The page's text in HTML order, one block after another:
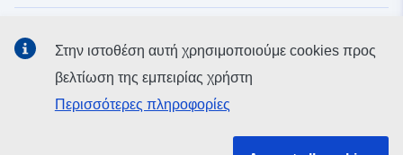
δικτύωσηςΣτην ιστοθέση αυτή χρησιμοποιούμε cookies προς
βελτίωση της εμπειρίας χρήστη
Περισσότερες πληροφορίες